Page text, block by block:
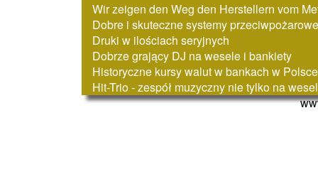
Wir zeigen den Weg den Herstellern vom
Dobre i skuteczne systemy przeciwpożarowe
Druki w ilościach seryjnych
Dobrze grający DJ na wesele i bankiety
Historyczne kursy walut w bankach w Polsce
Hit-Trio - zespół muzyczny nie tylko na